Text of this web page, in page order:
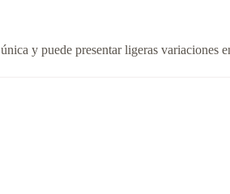
y puede presentar ligeras variaciones